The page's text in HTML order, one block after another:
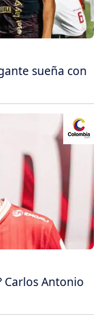
sueña con
Carlos Antonio